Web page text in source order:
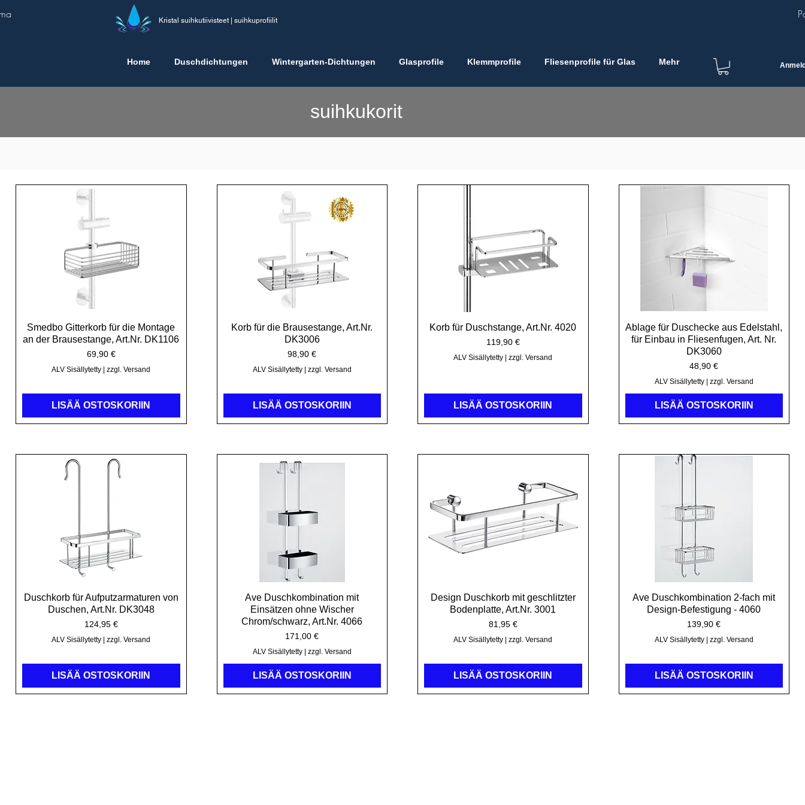
Kristal suihkutiivisteet | suihkuprofiilit
Home Duschdichtungen Wintergarten-Dichtungen Glasprofile Klemmprofile Fliesenprofile für Glas Mehr
suihkukorit
Pikakatselu
Smedbo Gitterkorb für die Montage
an der Brausestange, Art.Nr. DK1106
Hinta
69,90 €
ALV Sisällytetty |zzgl. Versand
LISÄÄ OSTOSKORIIN
Pikakatselu
Korb für die Brausestange, Art.Nr.
DK3006
Hinta
98,90 €
ALV Sisällytetty| zzgl. Versand
LISÄÄ OSTOSKORIIN
Pikakatselu
Korb für Duschstange, Art.Nr. 4020
Hinta
119,90 €
ALV Sisällytetty |zzgl. Versand
LISÄÄ OSTOSKORIIN
Pikakatselu
Ablage für Duschecke aus Edelstahl,
für Einbau in Fliesenfugen, Art. Nr.
DK3060
Hinta
48,90 €
ALV Sisällytetty| zzgl. Versand
LISÄÄ OSTOSKORIIN
Pikakatselu
Duschkorb für Aufputzarmaturen von
Duschen, Art.Nr. DK3048
Hinta
124,95 €
ALV Sisällytetty |zzgl. Versand
LISÄÄ OSTOSKORIIN
Pikakatselu
Ave Duschkombination mit
Einsätzen ohne Wischer
Chrom/schwarz, Art.Nr. 4066
Hinta
171,00 €
ALV Sisällytetty| zzgl. Versand
LISÄÄ OSTOSKORIIN
Pikakatselu
Design Duschkorb mit geschlitzter
Bodenplatte, Art.Nr. 3001
Hinta
81,95 €
ALV Sisällytetty |zzgl. Versand
LISÄÄ OSTOSKORIIN
Pikakatselu
Ave Duschkombination 2-fach mit
Design-Befestigung - 4060
Hinta
139,90 €
ALV Sisällytetty| zzgl. Versand
LISÄÄ OSTOSKORIIN